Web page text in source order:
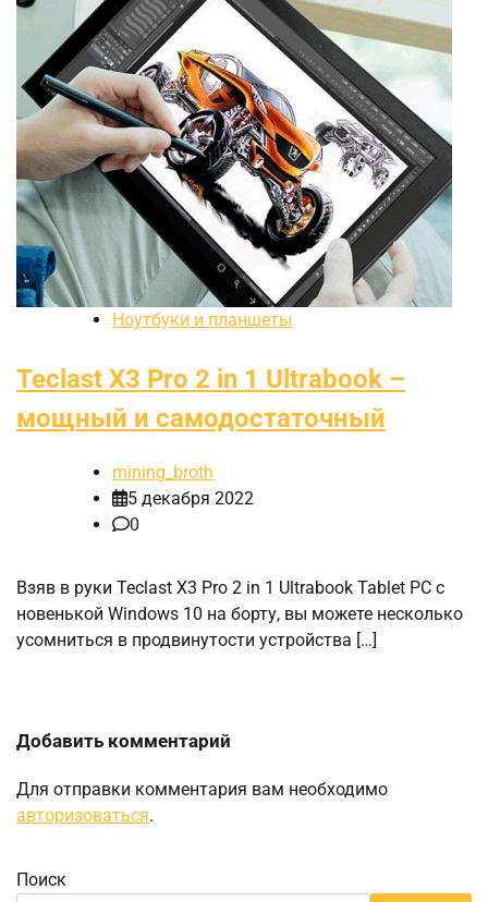
Ноутбуки и планшеты
Teclast X3 Pro 2 in 1 Ultrabook –
мощный и самодостаточный
mining_broth
5 декабря 2022
0
Взяв в руки Teclast X3 Pro 2 in 1 Ultrabook Tablet PC с
новенькой Windows 10 на борту, вы можете несколько
усомниться в продвинутости устройства […]
Добавить комментарий
Для отправки комментария вам необходимо
авторизоваться.
Поиск